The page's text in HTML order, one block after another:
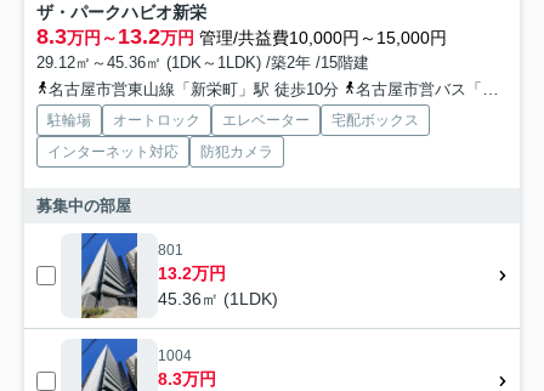
ザ・パークハビオ新栄
8.3万円～13.2万円 管理/共益費10,000円～15,000円
29.12㎡～45.36㎡ (1DK～1LDK) /築2年 /15階建
名古屋市営東山線「新栄町」駅 徒歩10分
名古屋市営バス「西白山町」バス停下車 徒歩2分
駐輪場 オートロック エレベーター
宅配ボックス
インターネット対応
防犯カメラ
募集中の部屋
801
13.2万円
45.36㎡ (1LDK)
1004
8.3万円